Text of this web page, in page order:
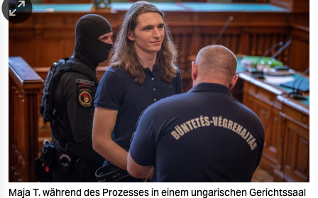
verlag
verlag
veranstaltungen
fragen & hilfe
unterstützen
abo
Maja T. während des Prozesses in einem ungarischen Gerichtssaal